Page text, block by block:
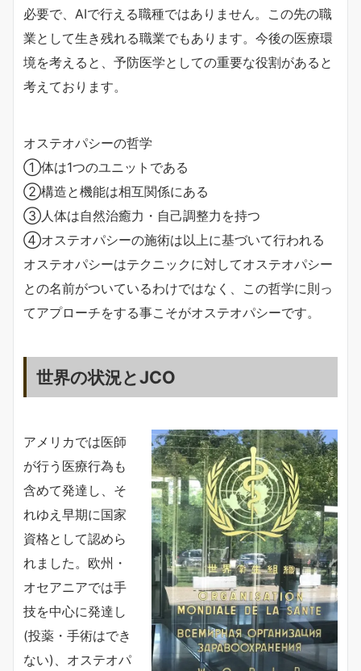
必要で、AIで行える職種ではありません。この先の職
業として生き残れる職業でもあります。今後の医療環
境を考えると、予防医学としての重要な役割があると
考えております。
オステオパシーの哲学
①体は1つのユニットである
②構造と機能は相互関係にある
③人体は自然治癒力・自己調整力を持つ
④オステオパシーの施術は以上に基づいて行われる
オステオパシーはテクニックに対してオステオパシー
との名前がついているわけではなく、この哲学に則っ
てアプローチをする事こそがオステオパシーです。
世界の状況とJCO
アメリカでは医師
が行う医療行為も
含めて発達し、そ
れゆえ早期に国家
資格として認めら
れました。欧州・
オセアニアでは手
技を中心に発達し
(投薬・手術はでき
ない)、オステオパ